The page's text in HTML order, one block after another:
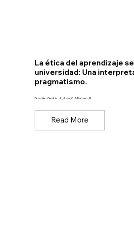
La ética del aprendizaje
universidad: Una
pragmatismo.
González Geraldo, J. L., Jover, G., & Martínez, M.
Read More